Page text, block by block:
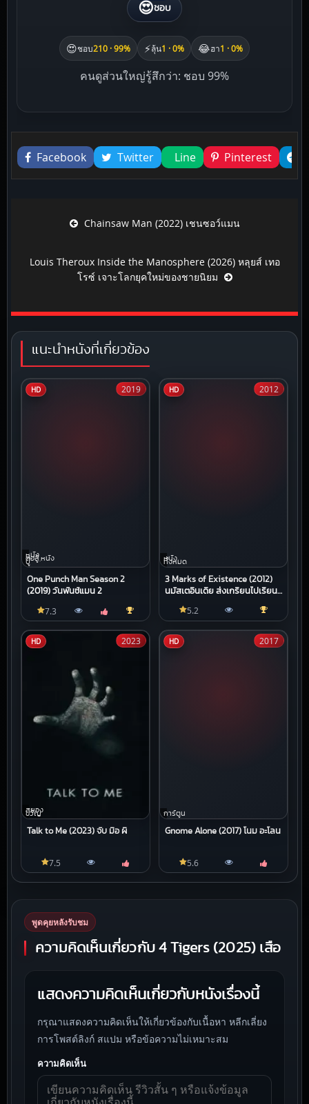
😍ชอบ
😍ชอบ210 · 99% ⚡ลุ้น1 · 0% 😂ฮา1 · 0%
คนดูส่วนใหญ่รู้สึกว่า: ชอบ 99%
Liked this
Facebook
Twitter Line Pinterest
Post navigationChainsaw Man (2022) เชนซอว์แมน
Louis Theroux Inside the Manosphere (2026) หลุยส์ เทอ
โรซ์ เจาะโลกยุคใหม่ของชายนิยม
แนะนำหนังที่เกี่ยวข้อง
HD
หนัง
ต่อสู้,หนัง
บู๊
One Punch Man Season 2
(2019) วันพันช์แมน 2
2019
7.3
HD
หนัง
ทั้งหมด
3 Marks of Existence (2012)
นมัสเตอินเดีย ส่งเกรียนไปเรียน
2012
5.2
HD
สยอง
ขวัญ
Talk to Me (2023) จับ มือ ผี
2023
7.5
HD
การ์ตูน
Gnome Alone (2017) โนม อะโลน
2017
5.6
พูดคุยหลังรับชม
ความคิดเห็นเกี่ยวกับ 4 Tigers (2025) เสือ
แสดงความคิดเห็นเกี่ยวกับหนังเรื่องนี้
กรุณาแสดงความคิดเห็นให้เกี่ยวข้องกับเนื้อหา หลีกเลี่ยง
การโพสต์ลิงก์ สแปม หรือข้อความไม่เหมาะสม
ความคิดเห็น